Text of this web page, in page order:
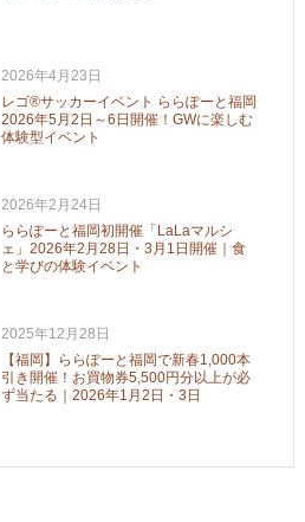
2026年4月23日
レゴ®サッカーイベント ららぽーと福岡
2026年5月2日～6日開催！GWに楽しむ
体験型イベント
2026年2月24日
ららぽーと福岡初開催「LaLaマルシ
ェ」2026年2月28日・3月1日開催｜食
と学びの体験イベント
2025年12月28日
【福岡】ららぽーと福岡で新春1,000本
引き開催！お買物券5,500円分以上が必
ず当たる｜2026年1月2日・3日